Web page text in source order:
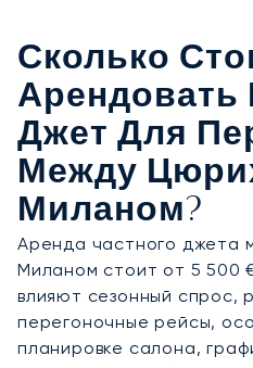
Сколько
Арендовать
Джет Для
Между
Миланом?
Аренда частного джета
Миланом стоит от 5 500
влияют сезонный спрос,
перегоночные рейсы,
планировке салона,